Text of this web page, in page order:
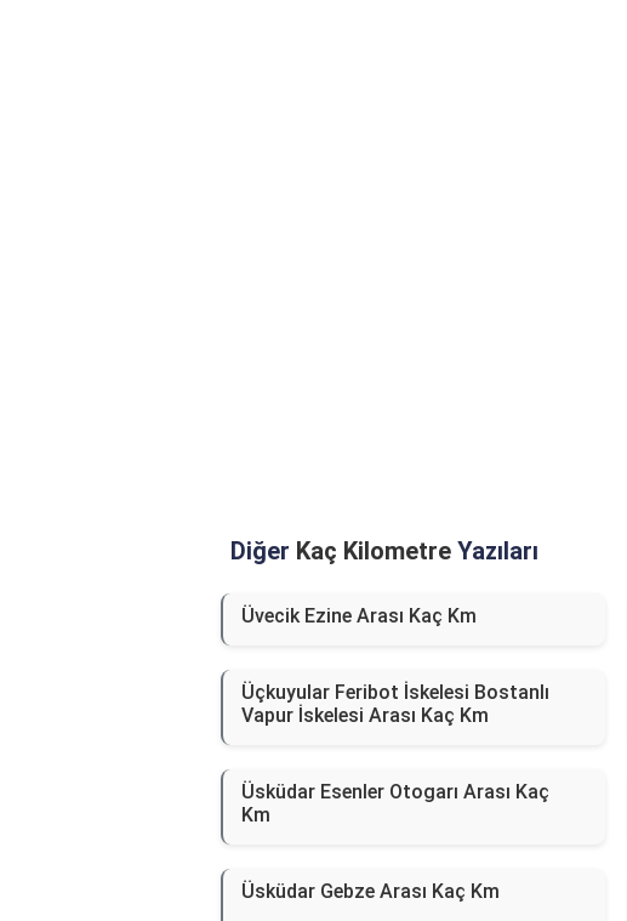
Diğer Kaç Kilometre Yazıları
Üvecik Ezine Arası Kaç Km
Üçkuyular Feribot İskelesi Bostanlı
Vapur İskelesi Arası Kaç Km
Üsküdar Esenler Otogarı Arası Kaç
Km
Üsküdar Gebze Arası Kaç Km